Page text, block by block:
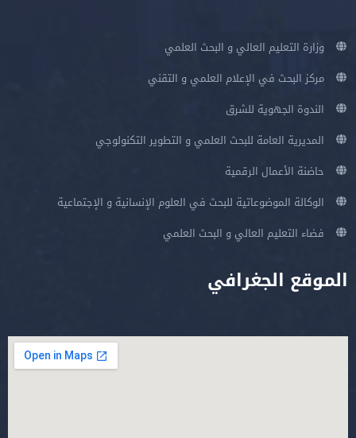
وزارة التعليم العالي و البحث العلمي
مركز البحث في الإعلام العلمي و التقني
الندوة الجهوية للشرق
المديرية العامة للبحث العلمي و التطوير التكنولوجي
حاضنة الأعمال الرقمية
الوكالة الموضوعاتية للبحث في العلوم الإنسانية و الإجتماعية
فضاء التعليم العالي و البحث العلمي
الموقع الجغرافي